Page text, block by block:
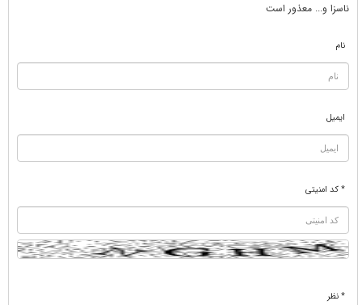
ناسزا و... معذور است
نام
ایمیل
* کد امنیتی
* نظر